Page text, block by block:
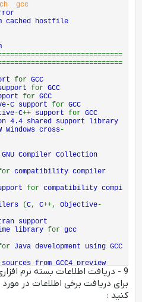
gcc
cached hostfile
for GCC
for GCC
for GCC
-C support for GCC
-C++ support for GCC
4.4 shared support library
Windows cross-
Compiler Collection
compatibility compiler
for compatibility compi
(C, C++, Objective-
support
library for gcc
Java development using GCC
from GCC4 preview
v3.0 shared support library
mudflap shared support library
GCC mudflap support
9 - دریافت اطلاعات بسته نرم افزاری با استفاده از دستور YUM :
برای دریافت برخی اطلاعات در مورد
کنید :